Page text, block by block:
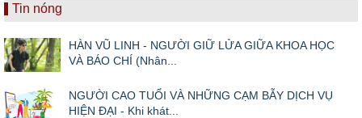
Tin nóng
HÀN VŨ LINH - NGƯỜI GIỮ LỬA GIỮA KHOA HỌC
VÀ BÁO CHÍ (Nhân...
NGƯỜI CAO TUỔI VÀ NHỮNG CẠM BẪY DỊCH VỤ
HIỆN ĐẠI - Khi khát...